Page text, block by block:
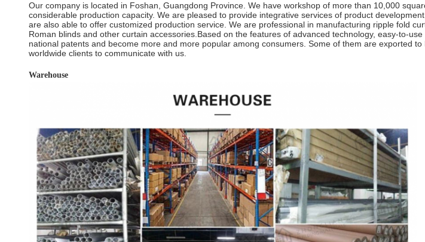
Our company is located in Foshan, Guangdong Province. We have workshop of more than 10,000
considerable production capacity. We are pleased to provide integrative services of product
are also able to offer customized production service. We are professional in manufacturing ripple fold
Roman blinds and other curtain accessories.Based on the features of advanced technology, easy-to-
national patents and become more and more popular among consumers. Some of them are exported
worldwide clients to communicate with us.
Warehouse